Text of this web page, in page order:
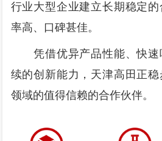
行业大型企业建立长期稳定
率高、口碑甚佳。
凭借优异产品性能、快速
续的创新能力，天津高田正
领域的值得信赖的合作伙伴。